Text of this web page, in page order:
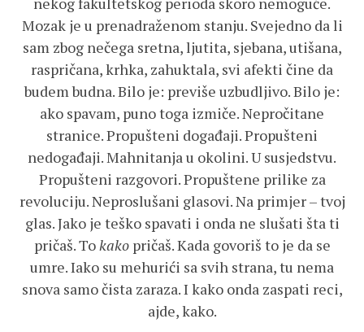
Mozak je u prenadraženom stanju. Svejedno da li
sam zbog nečega sretna, ljutita, sjebana, utišana,
raspričana, krhka, zahuktala, svi afekti čine da
budem budna. Bilo je: previše uzbudljivo. Bilo je:
ako spavam, puno toga izmiče. Nepročitane
stranice. Propušteni događaji. Propušteni
nedogađaji. Mahnitanja u okolini. U susjedstvu.
Propušteni razgovori. Propuštene prilike za
revoluciju. Neproslušani glasovi. Na primjer – tvoj
glas. Jako je teško spavati i onda ne slušati šta ti
pričaš. Tokakopričaš. Kada govoriš to je da se
umre. Iako su mehurići sa svih strana, tu nema
snova samo čista zaraza. I kako onda zaspati reci,
ajde, kako.